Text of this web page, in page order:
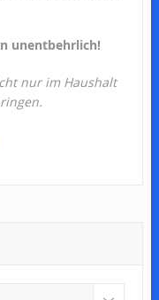
unentbehrlich!
nur im Haushalt